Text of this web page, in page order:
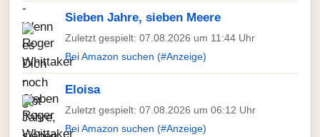
Sieben Jahre, sieben Meere
Zuletzt gespielt: 07.08.2026 um 11:44 Uhr
Bei Amazon suchen (#Anzeige)
Eloisa
Zuletzt gespielt: 07.08.2026 um 06:12 Uhr
Bei Amazon suchen (#Anzeige)